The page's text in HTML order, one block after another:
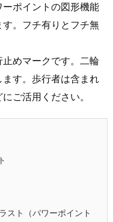
ポイントの図形機能
。フチ有りとフチ無
めマークです。二輪
す。歩行者は含まれ
ご活用ください。
スト（パワーポイント